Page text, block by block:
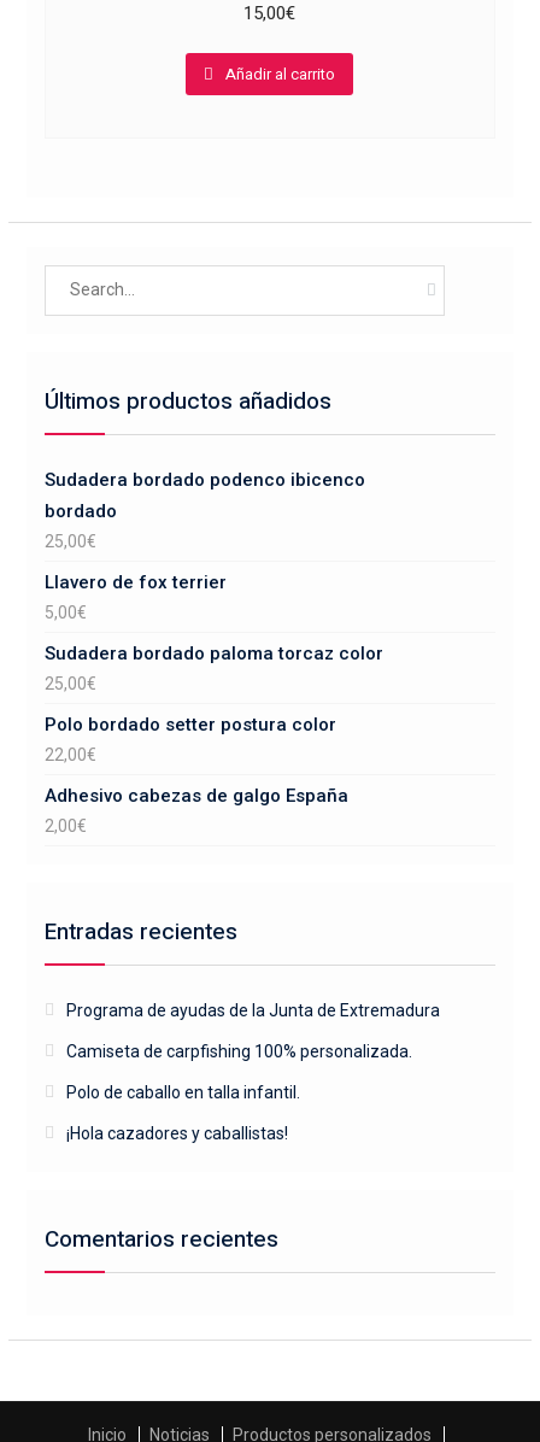
15,00€
Añadir al carrito
Search
Últimos productos añadidos
Sudadera bordado podenco ibicenco
bordado
25,00€
Llavero de fox terrier
5,00€
Sudadera bordado paloma torcaz color
25,00€
Polo bordado setter postura color
22,00€
Adhesivo cabezas de galgo España
2,00€
Entradas recientes
Programa de ayudas de la Junta de Extremadura
Camiseta de carpfishing 100% personalizada.
Polo de caballo en talla infantil.
¡Hola cazadores y caballistas!
Comentarios recientes
Inicio Noticias Productos personalizados